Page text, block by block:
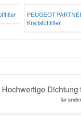
PEUGEOT
Kraftstofffilter
Hochwertige Dichtung
für